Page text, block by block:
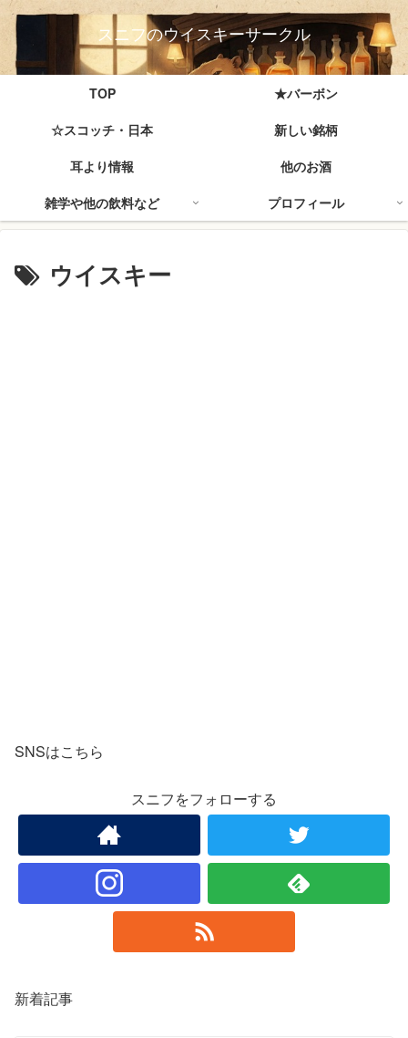
スニフのウイスキーサークル
TOP
★バーボン
☆スコッチ・日本
新しい銘柄
耳より情報
他のお酒
雑学や他の飲料など
プロフィール
ウイスキー
SNSはこちら
スニフをフォローする
新着記事